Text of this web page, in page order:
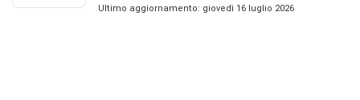
Ultimo aggiornamento: giovedì 16 luglio 2026